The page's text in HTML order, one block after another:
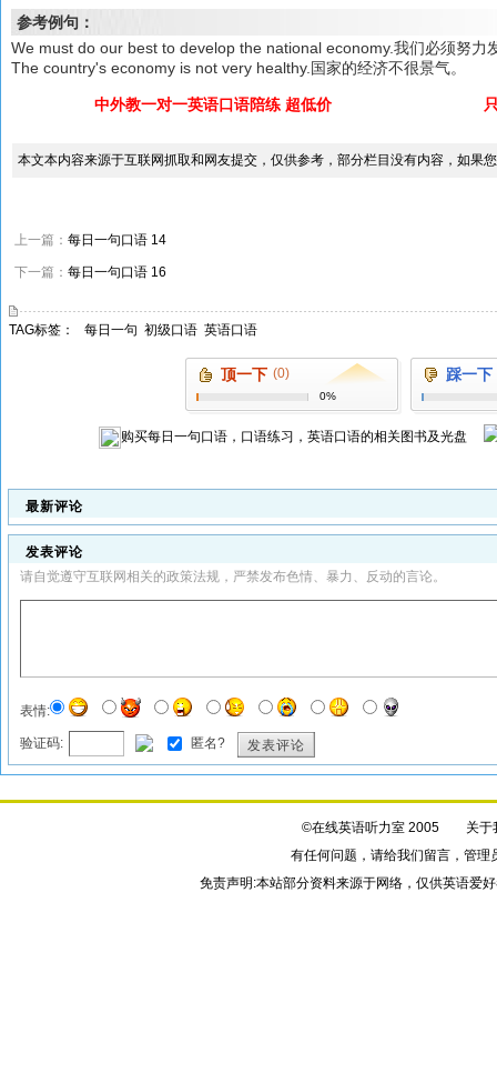
参考例句：
We must do our best to develop the national economy.我们必须努力
The country's economy is not very healthy.国家的经济不很景气。
中外教一对一英语口语陪练 超低价
本文本内容来源于互联网抓取和网友提交，仅供参考，部分栏目没有内容，如果
上一篇： 每日一句口语 14
下一篇： 每日一句口语 16
TAG标签： 每日一句 初级口语 英语口语
顶一下 (0)
0%
踩一下
购买每日一句口语，口语练习，英语口语的相关图书及光盘
最新评论
发表评论
请自觉遵守互联网相关的政策法规，严禁发布色情、暴力、反动的言论。
表情:
验证码: 匿名? 发表评论
©在线英语听力室 2005 关于
有任何问题，请给我们留言，管理
免责声明:本站部分资料来源于网络，仅供英语爱